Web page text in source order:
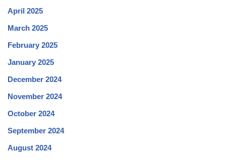
April 2025
March 2025
February 2025
January 2025
December 2024
November 2024
October 2024
September 2024
August 2024